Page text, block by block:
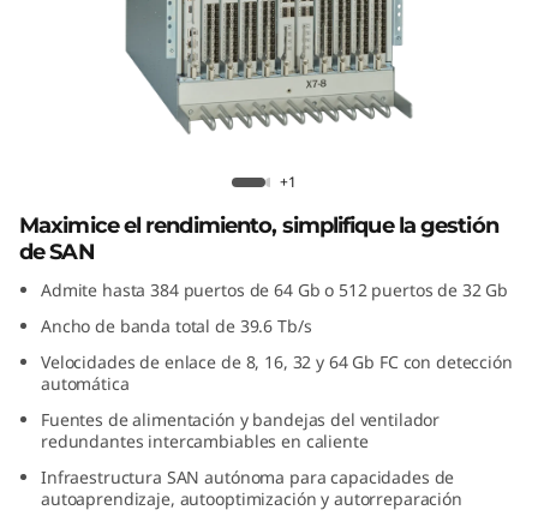
e
C
h
Lenovo X7-8 Gen 7 Fibre Channel
Director
+1
Maximice el rendimiento, simplifique la gestión
de SAN
Admite hasta 384 puertos de 64 Gb o 512 puertos de 32 Gb
Ancho de banda total de 39.6 Tb/s
Velocidades de enlace de 8, 16, 32 y 64 Gb FC con detección
automática
Fuentes de alimentación y bandejas del ventilador
redundantes intercambiables en caliente
Infraestructura SAN autónoma para capacidades de
autoaprendizaje, autooptimización y autorreparación